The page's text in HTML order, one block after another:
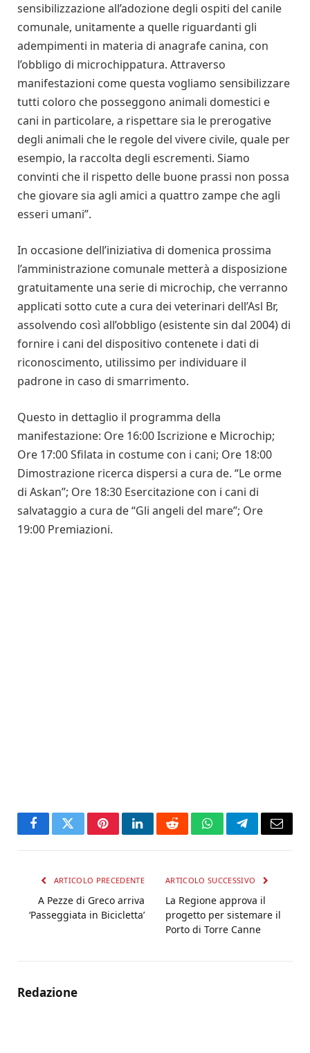
sensibilizzazione all’adozione degli ospiti del canile
comunale, unitamente a quelle riguardanti gli
adempimenti in materia di anagrafe canina, con
l’obbligo di microchippatura. Attraverso
manifestazioni come questa vogliamo sensibilizzare
tutti coloro che posseggono animali domestici e
cani in particolare, a rispettare sia le prerogative
degli animali che le regole del vivere civile, quale per
esempio, la raccolta degli escrementi. Siamo
convinti che il rispetto delle buone prassi non possa
che giovare sia agli amici a quattro zampe che agli
esseri umani”.
In occasione dell’iniziativa di domenica prossima
l’amministrazione comunale metterà a disposizione
gratuitamente una serie di microchip, che verranno
applicati sotto cute a cura dei veterinari dell’Asl Br,
assolvendo così all’obbligo (esistente sin dal 2004) di
fornire i cani del dispositivo contenete i dati di
riconoscimento, utilissimo per individuare il
padrone in caso di smarrimento.
Questo in dettaglio il programma della
manifestazione: Ore 16:00 Iscrizione e Microchip;
Ore 17:00 Sfilata in costume con i cani; Ore 18:00
Dimostrazione ricerca dispersi a cura de. “Le orme
di Askan”; Ore 18:30 Esercitazione con i cani di
salvataggio a cura de “Gli angeli del mare”; Ore
19:00 Premiazioni.
FacebookTwitterPinterestLinkedInRedditWhatsAppTelegramEmail
ARTICOLO PRECEDENTE
A Pezze di Greco arriva
‘Passeggiata in Bicicletta’
ARTICOLO SUCCESSIVO
La Regione approva il
progetto per sistemare il
Porto di Torre Canne
Redazione